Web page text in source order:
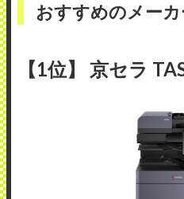
おすすめのメーカ
【1位】 京セラ